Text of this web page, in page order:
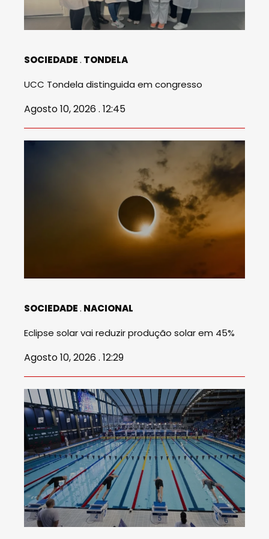
SOCIEDADE TONDELA
UCC Tondela distinguida em congresso
Agosto 10, 2026 . 12:45
SOCIEDADE NACIONAL
Eclipse solar vai reduzir produção solar em 45%
Agosto 10, 2026 . 12:29